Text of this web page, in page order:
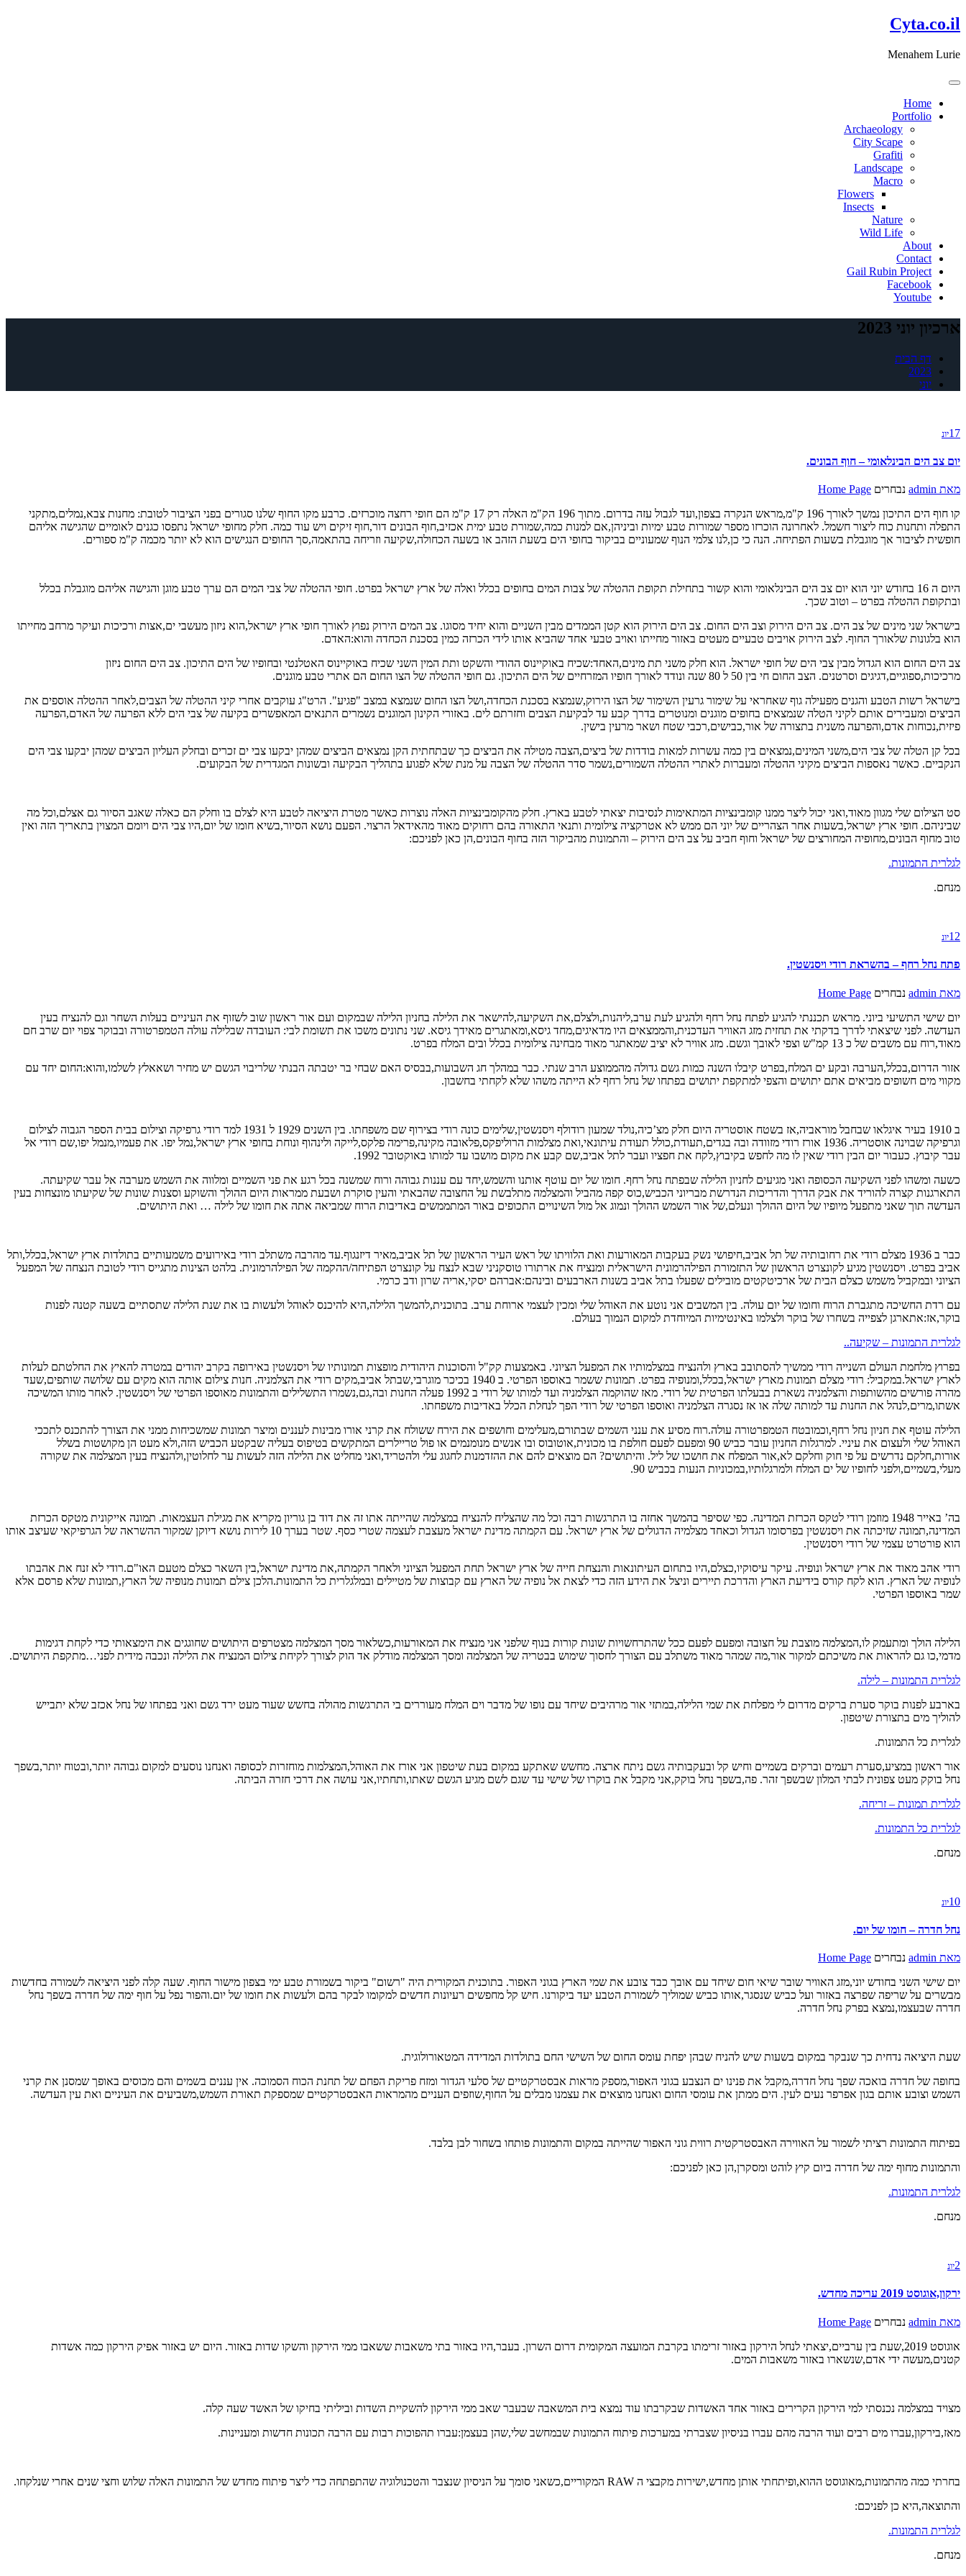
דלג
לתוכן
Cyta.co.il
Menahem Lurie
Home
Portfolio
Archaeology
City Scape
Grafiti
Landscape
Macro
Flowers
Insects
Nature
Wild Life
About
Contact
Gail Rubin Project
Facebook
Youtube
ארכיון יוני 2023
דף הבית
2023
יוני
17יונ
יום צב הים הבינלאומי – חוף הבונים.
מאת admin נבחרים Home Page
קו חוף הים התיכון נמשך לאורך 196 ק"מ,מראש הנקרה בצפון,ועד לגבול עזה בדרום. מתוך 196 הק"מ האלה רק 17 ק"מ הם חופי רחצה מוכרזים. כרבע מקו החוף שלנו סגורים בפני הציבור לטובת: מחנות צבא,נמלים,מתקני
התפלה ותחנות כוח ליצור חשמל. לאחרונה הוכרזו מספר שמורות טבע ימיות וביניהן,אם למנות כמה,שמורת טבע ימית אכזיב,חוף הבונים דור,חוף זיקים ויש עוד כמה. חלק מחופי ישראל נתפסו כגנים לאומיים שהגישה אליהם
חופשית לציבור אך מוגבלת בשעות הפתיחה. הנה כי כן,לנו צלמי הנוף שמעוניים בביקור בחופי הים בשעת הזהב או בשעה הכחולה,שקיעה וזריחה בהתאמה,סך החופים הנגישים הוא לא יותר מכמה ק"מ ספורים.
היום ה 16 בחודש יוני הוא יום צב הים הבינלאומי והוא קשור בתחילת תקופת ההטלה של צבות המים בחופים בכלל ואלה של ארץ ישראל בפרט. חופי ההטלה של צבי המים הם ערך טבע מוגן והגישה אליהם מוגבלת בכלל
ובתקופת ההטלה בפרט – וטוב שכך.
בישראל שני מינים של צב הים. צב הים הירוק וצב הים החום. צב הים הירוק הוא קטן הממדים מבין השניים והוא יחיד מסוגו. צב המים הירוק נפוץ לאורך חופי ארץ ישראל,הוא ניזון מעשבי ים,אצות ורכיכות ועיקר מרחב מחייתו
הוא בלגונות שלאורך החוף. לצב הירוק אויבים טבעיים מעטים באזור מחייתו ואויב טבעי אחד שהביא אותו לידי הכרזה כמין בסכנת הכחדה והוא:האדם.
צב הים החום הוא הגדול מבין צבי הים של חופי ישראל. הוא חלק משני תת מינים,האחד:שכיח באוקיינוס ההודי והשקט ותת המין השני שכיח באוקיינוס האטלנטי ובחופיו של הים התיכון. צב הים החום ניזון
מרכיכות,ספוגיים,דגיגים וסרטנים. הצב החום חי בין 50 ל 80 שנה ונודד לאורך חופיו המזרחיים של הים התיכון. גם חופי ההטלה של הצו החום הם אתרי טבע מוגנים.
בישראל רשות הטבע והגנים מפעילה גוף שאחראי על שימור גרעין השימור של הצו הירוק,שנמצא בסכנת הכחדה,ושל הצו החום שנמצא במצב "פגיע". הרט"ג עוקבים אחרי קיני ההטלה של הצבים,לאחר ההטלה אוספים את
הביצים ומעבירים אותם לקיני הטלה שנמצאים בחופים מוגנים ומנוטרים בדרך קבע עד לבקיעת הצבים וחזרתם לים. באזורי הקינון המוגנים נשמרים התנאים המאפשרים בקיעה של צבי הים ללא הפרעה של האדם,הפרעה
פיזית,נכוחות אדם,והפרעה משנית בתצורה של אור,כבישים,רכבי שטח ושאר מרעין בישין.
בכל קן הטלה של צבי הים,משני המינים,נמצאים בין כמה עשרות למאות בודדות של ביצים,הצבה מטילה את הביצים כך שבתחתית הקן נמצאים הביצים שמהן יבקעו צבי ים זכרים ובחלק העליון הביצים שמהן יבקעו צבי הים
הנקביים. כאשר נאספות הביצים מקיני ההטלה ומעברות לאתרי ההטלה השמורים,נשמר סדר ההטלה של הצבה על מנת שלא לפגוע בתהליך הבקיעה ובשונות המגדרית של הבקועים.
סט הצילום שלי מגוון מאוד,ואני יכול ליצר ממנו קומבינציות המתאימות לנסיבות יצאתי לטבע בארץ. חלק מהקומבינציות האלה נוצרות כאשר מטרת היציאה לטבע היא לצלם בו וחלק הם כאלה שאגב הסיור גם אצלם,וכל מה
שביניהם. חופי ארץ ישראל,בשעות אחר הצהריים של יוני הם ממש לא אטרקציה צילומית ותנאי התאורה בהם רחוקים מאוד מהאידאל הרצוי. הפעם נושא הסיור,בשיא חומו של יום,היו צבי הים ויומם המצוין בתאריך הזה ואין
טוב מחוף הבונים,מחופיה המחורצים של ישראל וחוף חביב על צב הים הירוק – והתמונות מהביקור הזה בחוף הבונים,הן כאן לפניכם:
לגלרית התמונות.
מנחם.
12יונ
פתח נחל רחף – בהשראת רודי ויסנשטין.
מאת admin נבחרים Home Page
יום שישי התשיעי ביוני. מראש תכננתי להגיע לפתח נחל רחף ולהגיע לעת ערב,ליהנות,ולצלם,את השקיעה,להישאר את הלילה בחניון הלילה שבמקום ועם אור ראשון שוב לשזוף את העיניים בעלות השחר וגם להנציח בעין
העדשה. לפני שיצאתי לדרך בדקתי את תחזית מזג האוויר העדכנית,והממצאים היו מדאיגים,מחד גיסא,ומאתגרים מאידך גיסא. שני נתונים משכו את תשומת לבי: העובדה שבלילה עולה הטמפרטורה ובבוקר צפוי יום שרב חם
מאוד,רוח עם משבים של כ 13 קמ"ש וצפי לאובך וגשם. מזג אוויר לא יציב שמאתגר מאוד מבחינה צילומית בכלל ובים המלח בפרט.
אזור הדרום,בכלל,הערבה ובקע ים המלח,בפרט קיבלו השנה כמות גשם גדולה מהממוצע הרב שנתי. כבר במהלך חג השבועות,בבסיס האם שבחי בר יטבתה הבנתי שלריבוי הגשם יש מחיר ושאאלץ לשלמו,והוא:החום יחד עם
מקווי מים חשופים מביאים אתם יתושים והצפי למתקפת יתושים בפתחו של נחל רחף לא הייתה משהו שלא לקחתי בחשבון.
ב 1910 בעיר איגלאו שבחבל מוראביה,אז בשטח אוסטריה היום חלק מצ’כיה,נולד שמעון רודולף ויסנשטין,שלימים כונה רודי בצירוף שם משפחתו. בין השנים 1929 ל 1931 למד רודי גרפיקה וצילום בבית הספר הגבוה לצילום
וגרפיקה שבוינה אוסטריה. 1936 אורז רודי מזוודה ובה בגדים,תעודת,כולל תעודת עיתונאי,ואת מצלמות הרוליפקס,פלאובה מקינה,פרימה פלקס,לייקה ולינהוף ונוחת בחופי ארץ ישראל,נמל יפו. את פעמיו,מנמל יפו,שם רודי אל
עבר קיבוץ. כעבור יום הבין רודי שאין לו מה לחפש בקיבוץ,לקח את חפציו ועבר לתל אביב,שם קבע את מקום מושבו עד למותו באוקטובר 1992.
כשעה ומשהו לפני השקיעה הכסופה ואני מגיעים לחניון הלילה שבפתח נחל רחף. חומו של יום עוטף אותנו והשמש,יחד עם עננות גבוהה ורוח שמשנה בכל רגע את פני השמיים ומלווה את השמש מערבה אל עבר שקיעתה.
התארגנות קצרה להוריד את אבק הדרך והדריכות הנדרשת מבריוני הכביש,כוס קפה מהביל והמצלמה מתלבשת על החצובה שהבאתי והעין סוקרת ושבעת ממראות היום ההולך והשוקע וסצנות שונות של שקיעתו מונצחות בעין
העדשה תוך שאני מתפעל מיופיו של היום ההולך ונעלם,של אור השמש ההולך ונמוג אל מול השינויים התכופים באור המתממשים באדיבות הרוח שמביאה אתה את חומו של לילה … ואת היתושים.
כבר ב 1936 מצלם רודי את רחובותיה של תל אביב,חיפושי נשק בעקבות המאורעות ואת הלוויתו של ראש העיר הראשון של תל אביב,מאיר דיזנגוף.עד מהרבה משתלב רודי באירועים משמעותיים בתולדות ארץ ישראל,בכלל,ותל
אביב בפרט. ויסנשטין מגיע לקונצרט הראשון של התזמורת הפילהרמונית הישראלית ומנציח את ארתורו טוסקניני שבא לנצח על קונצרט הפתיחה/ההקמה של הפילהרמונית. בלהט הצינות מתגייס רודי לטובת הנצחה של המפעל
הציוני ובמקביל משמש כצלם הבית של ארכיטקטים מובילים שפעלו בתל אביב בשנות הארבעים ובינהם:אברהם יסקי,אריה שרון ודב כרמי.
עם רדת החשיכה מתגברת הרוח וחומו של יום עולה. בין המשבים אני נוטע את האוהל שלי ומכין לעצמי ארוחת ערב. בתוכנית,להמשך הלילה,היא להיכנס לאוהל ולעשות בו את שנת הלילה שתסתיים בשעה קטנה לפנות
בוקר,אז:אתארגן לצפייה בשחרו של בוקר ולצלמו באינטימיות המיוחדת למקום הנמוך בעולם.
לגלרית התמונות – שקיעה..
בפרוץ מלחמת העולם השנייה רודי ממשיך להסתובב בארץ ולהנציח במצלמותיו את המפעל הציוני. באמצעות קק"ל והסוכנות היהודית מופצות תמונותיו של ויסנשטין באירופה בקרב יהודים במטרה להאיץ את החלטתם לעלות
לארץ ישראל.במקביל: רודי מצלם תמונות מארץ ישראל,בכלל,ומנופיה בפרט. תמונות ששמר באוספו הפרטי. ב 1940 בכיכר מוגרבי,שבתל אביב,מקים רודי את הצלמניה. חנות צילום אותה הוא מקים עם שלושה שותפים,שעד
מהרה פורשים מהשותפות והצלמניה נשארת בבעלתו הפרטית של רודי. מאז שהוקמה הצלמניה ועד למותו של רודי ב 1992 פעלה החנות ובה,גם,נשמרו התשלילים והתמונות מאוספו הפרטי של ויסנשטין. לאחר מותו המשיכה
אשתו,מרים,לנהל את החנות עד למותה שלה או אז נסגרה הצלמניה ואוספו הפרטי של רודי הפך לנחלת הכלל באדיבות משפחתו.
הלילה עוטף את חניון נחל רחף,וכמובטח הטמפרטורה עולה.רוח מסיע את ענני השמים שבתורם,מעלימים וחושפים את הירח ששולח את קרני אורו מבינות לעננים ומיצר תמונות שמשכיחות ממני את הצורך להתכנס לתככי
האוהל שלי ולעצום את עיניי. למרגלות החניון עובר כביש 90 ומפעם לפעם חולפת בו מכונית,אוטובוס ובו אנשים מנומנמים או פול טריילרים המתקשים בטיפוס בעליה שבקטע הכביש הזה,ולא מעט הן מקושטות בשלל
אורות,חלקם נדרשים על פי חוק וחלקם לא,אור המפלח את חושכו של ליל. והיתושים? הם מוצאים להם את ההזדמנות לחגוג עלי ולהטריד,ואני מחליט את הלילה הזה לעשות ער לחלוטין,ולהנציח בעין המצלמה את שקורה
מעלי,בשמיים,ולפני לחופיו של ים המלח ולמרגלותיו,במכוניות הנעות בכביש 90.
בה’ באייר 1948 מוזמן רודי לטקס הכרזת המדינה. כפי שסיפר בהמשך אחזה בו התרגשות רבה וכל מה שהצליח להנציח במצלמה שהייתה אתו זה את דוד בן גוריון מקריא את מגילת העצמאות. תמונה אייקונית מטקס הכרזת
המדינה,תמונה שזיכתה את ויסנשטין בפרסומו הגדול וכאחד מצלמיה הדגולים של ארץ ישראל. עם הקמתה מדינת ישראל מעצבת לעצמה שטרי כסף. שטר בערך 10 לירות נושא דיוקן שמקור ההשראה של הגרפיקאי שעיצב אותו
הוא פורטרט עצמי של רודי ויסנשטין.
רודי אהב מאוד את ארץ ישראל ונופיה. עיקר עיסוקיו,כצלם,היו בתחום העיתונאות והנצחת חייה של ארץ ישראל תחת המפעל הציוני ולאחר הקמתה,את מדינת ישראל,בין השאר כצלם מטעם האו"ם.רודי לא זנח את אהבתו
לנופיה של הארץ. הוא לקח קורס בידיעת הארץ והדרכת תיירים וניצל את הידע הזה כדי לצאת אל נופיה של הארץ עם קבוצות של מטיילים ובמלגלרית כל התמונות.הלכן צילם תמונות מנופיה של הארץ,תמונות שלא פרסם אלא
שמר באוספו הפרטי.
הלילה הולך ומתעמק לו,המצלמה מוצבת על חצובה ומפעם לפעם ככל שהתרחשויות שונות קורות בנוף שלפני אני מנציח את המאורעות,כשלאור מסך המצלמה מצטרפים היתושים שחוגגים את הימצאותי כדי לקחת דגימות
מדמי,כו גם להראות את משיכתם למקור אור,מה שמהר מאוד משתלב עם הצורך לחסוך שימוש בבטריה של המצלמה ומסך המצלמה מודלק אד הוק לצורך לקיחת צילום המנציח את הלילה ונכבה מידית לפני…מתקפת היתושים.
לגלרית התמונות – לילה.
בארבע לפנות בוקר סערת ברקים מדרום לי מפלחת את שמי הלילה,במתזי אור מרהיבים שיחד עם נופו של מדבר וים המלח מעוררים בי התרגשות מהולה בחשש שעוד מעט ירד גשם ואני בפתחו של נחל אכזב שלא יתבייש
להוליך מים בתצורת שיטפון.
לגלרית כל התמונות.
אור ראשון במציע,סערת רעמים וברקים בשמיים וחיש קל ובעקבותיה גשם ניתח ארצה. מחשש שאתקע במקום בעת שיטפון אני אורז את האוהל,המצלמות מוחזרות לכסופה ואנחנו נוסעים למקום גבוהה יותר,ובטוח יותר,בשפך
נחל בוקק מעט צפונית לבתי המלון שבשפך זהר. פה,בשפך נחל בוקק,אני מקבל את בוקרו של שישי עד שגם לשם מגיע הגשם שאתו,ותחתיו,אני עושה את דרכי חזרה הביתה.
לגלרית תמונות – זריחה.
לגלרית כל התמונות.
מנחם.
10יונ
נחל חדרה – חומו של יום.
מאת admin נבחרים Home Page
יום שישי השני בחודש יוני,מזג האוויר שובר שיאי חום שיחד עם אובך כבד צובע את שמי הארץ בגוני האפור. בתוכנית המקורית היה "רשום" ביקור בשמורת טבע ימי בצפון מישור החוף. שעה קלה לפני היציאה לשמורה בחדשות
מבשרים על שריפה שפרצה באזור ועל כביש שנסגר,אותו כביש שמוליך לשמורת הטבע יעד ביקורנו. חיש קל מחפשים רעיונות חדשים למקומו לבקר בהם ולעשות את חומו של יום.והפור נפל על חוף ימה של חדרה בשפך נחל
חדרה שבעצמו,נמצא בפרק נחל חדרה.
שעת היציאה נדחית כך שנבקר במקום בשעות שיש להניח שבהן יפחת עומס החום של השישי החם בתולדות המדידה המטאורולוגית.
בחופה של חדרה בואכה שפך נחל חדרה,מקבל את פנינו ים הנצבע בגוני האפור,מספק מראות אבסטרקטיים של סלעי הגדור ומזח פריקת הפחם של תחנת הכוח הסמוכה. אין עננים בשמים והם מכוסים באופך שמסנן את קרני
השמש וצובע אותם בגון אפרפר נעים לעין. הים ממתן את עומסי החום ואנחנו מוצאים את עצמנו מבלים על החוף,שוזפים העניים מהמראות האבסטרקטיים שמספקת תאורת השמש,משביעים את העיניים ואת עין העדשה.
בפיתוח התמונות רציתי לשמור על האווירה האבסטרקטית רווית גוני האפור שהייתה במקום והתמונות פותחו בשחור לבן בלבד.
והתמונות מחוף ימה של חדרה ביום קיץ לוהט ומסקרן,הן כאן לפניכם:
לגלרית התמונות.
מנחם.
2יונ
ירקון,אוגוסט 2019 עריכה מחדש.
מאת admin נבחרים Home Page
אוגוסט 2019,שעת בין ערביים,יצאתי לנחל הירקון באזור זרימתו בקרבת המועצה המקומית דרום השרון. בעבר,היו באזור בתי משאבות ששאבו ממי הירקון והשקו שדות באזור. היום יש באזור אפיק הירקון כמה אשדות
קטנים,מעשה ידי אדם,שנשארו באזור משאבות המים.
מצויד במצלמה נכנסתי למי הירקון הקרירים באזור אחד האשדות שבקרבתו עוד נמצא בית המשאבה שבעבר שאב ממי הירקון להשקיית השדות וביליתי בחיקו של האשד שעה קלה.
מאז,בירקון,עברו מים רבים ועוד הרבה מהם עברו בניסיון שצברתי במערכות פיתוח התמונות שבמחשב שלי,שהן בעצמן:עברו תהפוכות רבות עם הרבה תכונות חדשות ומעניינות.
בחרתי כמה מהתמונות,מאוגוסט ההוא,ופיתחתי אותן מחדש,ישירות מקבצי ה RAW המקוריים,כשאני סומך על הניסיון שנצבר והטכנולוגיה שהתפתחה כדי ליצר פיתוח מחדש של התמונות האלה שלוש וחצי שנים אחרי שנלקחו.
והתוצאה,היא כן לפניכם:
לגלרית התמונות.
מנחם.